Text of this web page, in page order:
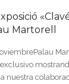
Martorell
nuestra